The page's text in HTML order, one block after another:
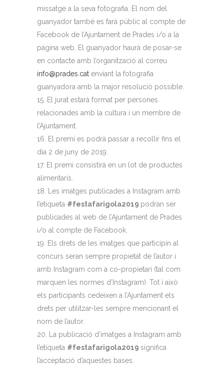
missatge a la seva fotografia. El nom del
guanyador també es farà públic al compte de
Facebook de l’Ajuntament de Prades i/o a la
pàgina web. El guanyador haurà de posar-se
en contacte amb l’organització al correu
info@prades.cat enviant la fotografia
guanyadora amb la major resolució possible.
El jurat estarà format per persones
relacionades amb la cultura i un membre de
l’Ajuntament.
El premi es podrà passar a recollir fins el
dia 2 de juny de 2019.
El premi consistirà en un lot de productes
alimentaris.
Les imatges publicades a Instagram amb
l’etiqueta #festafarigola2019 podran ser
publicades al web de l’Ajuntament de Prades
i/o al compte de Facebook.
Els drets de les imatges que participin al
concurs seran sempre propietat de l’autor i
amb Instagram com a co-propietari (tal com
marquen les normes d’Instagram). Tot i això
els participants cedeixen a l’Ajuntament els
drets per utilitzar-les sempre mencionant el
nom de l’autor.
La publicació d’imatges a Instagram amb
l’etiqueta #festafarigola2019 significa
l’acceptació d’aquestes bases.